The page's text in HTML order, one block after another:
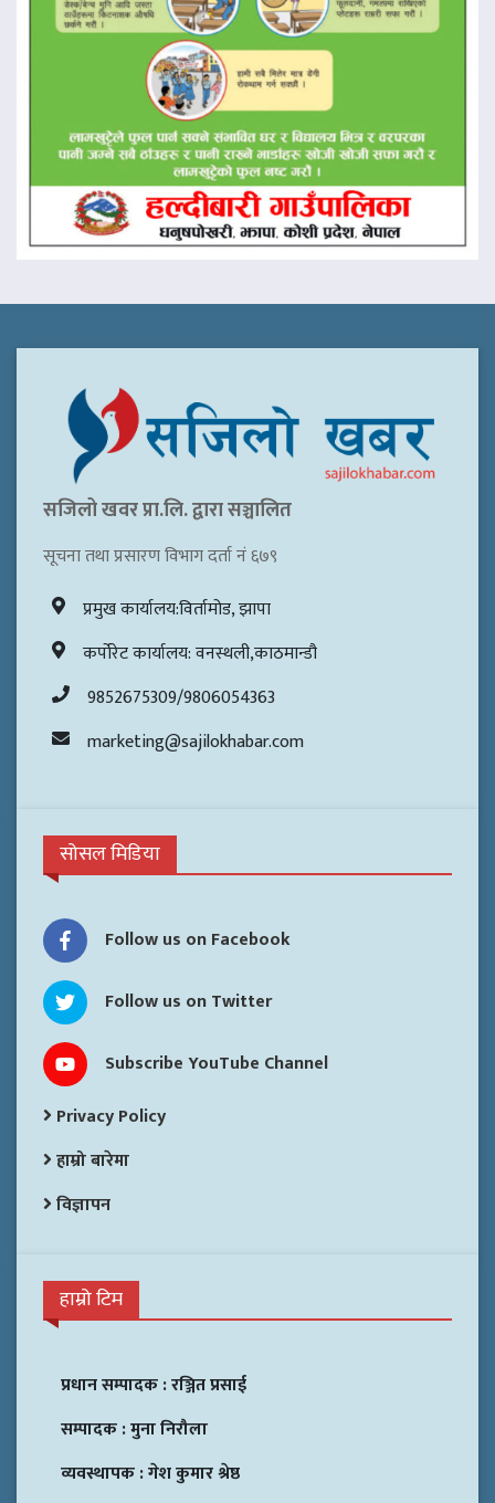
सजिलो खवर प्रा.लि. द्वारा सञ्चालित
सूचना तथा प्रसारण विभाग दर्ता नं ६७९
प्रमुख कार्यालय:विर्तामोड, झापा
कर्पोरेट कार्यालय: वनस्थली,काठमान्डौ
9852675309/9806054363
marketing@sajilokhabar.com
सोसल मिडिया
Follow us on Facebook
Follow us on Twitter
Subscribe YouTube Channel
Privacy Policy
हाम्रो बारेमा
विज्ञापन
हाम्रो टिम
प्रधान सम्पादक :रञ्जित प्रसाई
सम्पादक :मुना निरौला
व्यवस्थापक :गेश कुमार श्रेष्ठ